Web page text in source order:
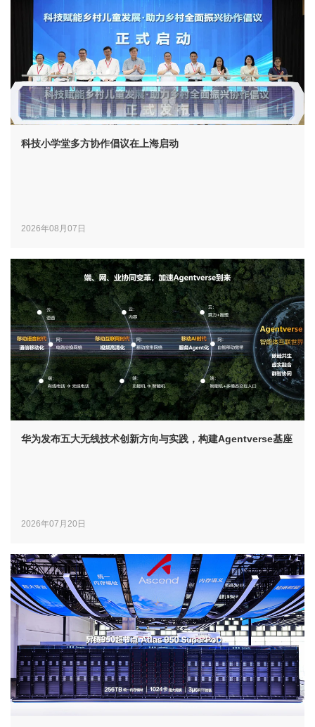
科技小学堂多方协作倡议在上海启动
2026年08月07日
华为发布五大无线技术创新方向与实践，构建Agentverse基座
2026年07月20日